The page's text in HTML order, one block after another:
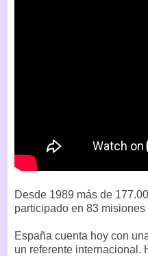
Desde 1989 más de
participado en 83 misiones
España cuenta hoy con
un referente internacional.